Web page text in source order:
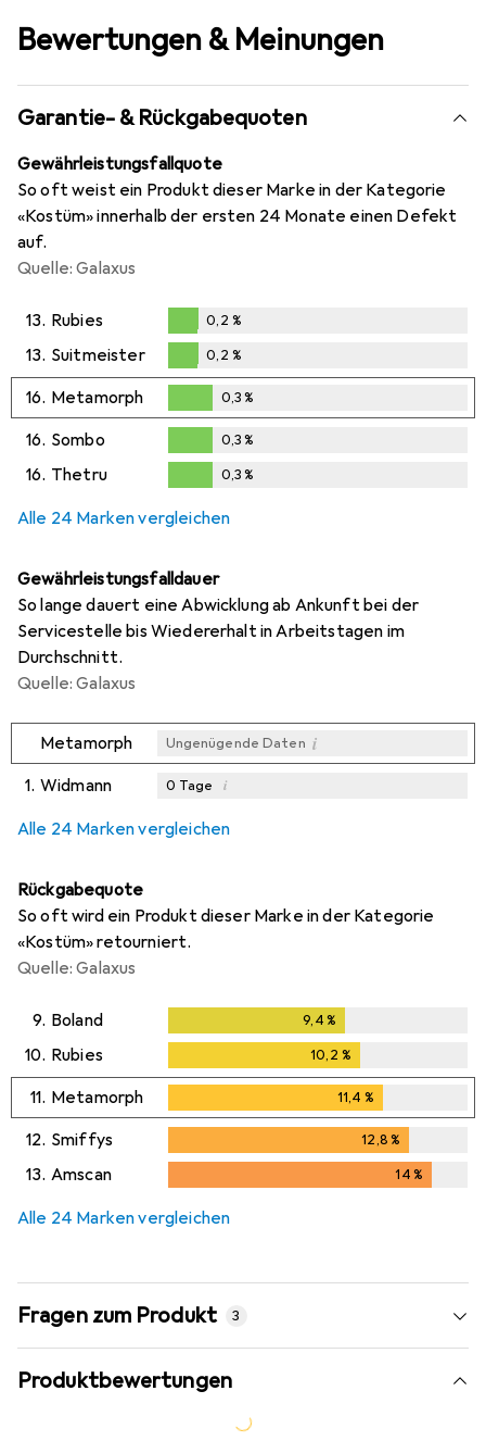
Bewertungen & Meinungen
Garantie- & Rückgabequoten
Gewährleistungsfallquote
So oft weist ein Produkt dieser Marke in der Kategorie
«Kostüm» innerhalb der ersten 24 Monate einen Defekt
auf.
Quelle: Galaxus
13. Rubies
0,2%
0,2 %
13. Suitmeister
0,2%
0,2 %
16. Metamorph
0,3%
0,3%
16. Sombo
0,3%
0,3%
16. Thetru 0,3%
Alle 24 Marken vergleichen
Gewährleistungsfalldauer
So lange dauert eine Abwicklung ab Ankunft bei der
Servicestelle bis Wiedererhalt in Arbeitstagen im
Durchschnitt.
Quelle: Galaxus
Metamorph Ungenügende Daten i
1. Widmann 0 Tage i
Alle 24 Marken vergleichen
Rückgabequote
So oft wird ein Produkt dieser Marke in der Kategorie
«Kostüm» retourniert.
Quelle: Galaxus
9. Boland 9,4%
10. Rubies 10,2 %
11. Metamorph 11,4 %
12. Smiffys 12,8%
13. Amscan 14%
Alle 24 Marken vergleichen
Fragen zum Produkt 3
Produktbewertungen